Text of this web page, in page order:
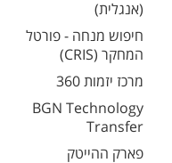
(אנגלית)
חיפוש מנחה - פורטל
המחקר (CRIS)
מרכז יזמות 360
BGN Technology
Transfer
פארק ההייטק